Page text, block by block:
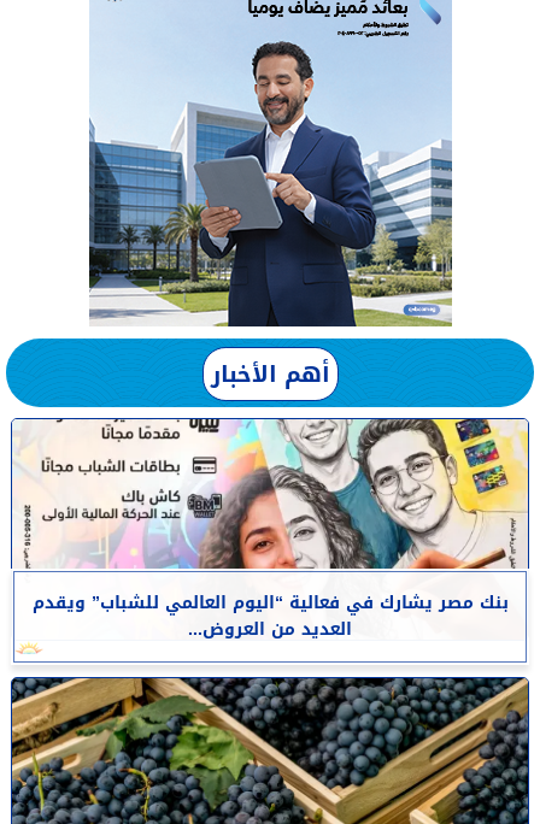
أهم الأخبار
بنك مصر يشارك في فعالية “اليوم العالمي للشباب” ويقدم
العديد من العروض...